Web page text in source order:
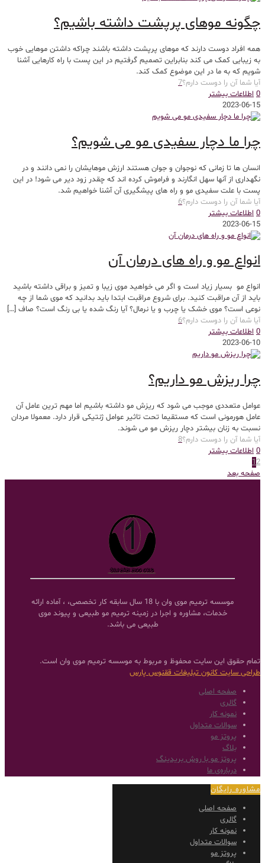
چگونه موهای پرپشت داشته باشیم؟
همه افراد دوست دارند که موهای پرپشت داشته باشند چراکه داشتن موهایی خوب
به زیبایی کمک می کند بنابراین تصمیم گرفتیم در این پست با راه کارهایی آشنا
شویم که به ما در این موضوع کمک کند.
آیا شما آن را دوست دارم؟7
0 اطلاعات بیشتر
2023-06-15
چرا ما دچار سفیدی مو می شویم؟
انسان ها تا زمانی که نوجوان و جوان هستند ارزش موهایشان را نمی دانند و در
نگهداری از آنها سهل انگارند و فراموش کرده اند که چقدر زود دیر می شود! در این
پست با علت سفیدی مو و راه های پیشگیری آن آشنا خواهیم شد.
آیا شما آن را دوست دارم؟6
0 اطلاعات بیشتر
2023-06-15
انواع مو و راه های درمان آن
انواع مو بسیار زیاد است و اگر می خواهید موی زیبا و تمیز و براقی داشته باشید
باید از آن مراقبت کنید. برای شروع مراقبت ابتدا باید بدانید که موی شما از چه
نوعی است؟ موی خشک یا چرب و یا نرمال؟ آیا رنگ شده یا بی رنگ است؟ صاف […]
آیا شما آن را دوست دارم؟6
0 اطلاعات بیشتر
2023-06-10
چرا ریزش مو داریم؟
عوامل متعددی موجب می شود که ریزش مو داشته باشیم اما مهم ترین عامل آن
عامل هورمونی است که مستقیما تحت تاثیر عوامل ژنتیکی قرار دارد. معمولا مردان
نسبت به زنان بیشتر دچار ریزش مو می شوند.
آیا شما آن را دوست دارم؟8
0 اطلاعات بیشتر
12
صفحه بعد
موسسه ترمیم موی وان با 18 سال سابقه کار تخصصی، ، آماده ارائه
خدمات، مشاوره و اجرا در زمینه ترمیم مو طبیعی و پیوند موی
طبیعی می باشد.
تمام حقوق این سایت محفوظ و مربوط به موسسه ترمیم موی وان است.
طراحی سایتکانون تبلیغات ققنوس پارس
صفحه اصلی
گالری
نمونه کار
سوالات متداول
پروتز مو
بلاگ
پروتز مو با روش بریدینگ
درباره‌ی ما
مشاوره رایگان
صفحه اصلی
گالری
نمونه کار
سوالات متداول
پروتز مو